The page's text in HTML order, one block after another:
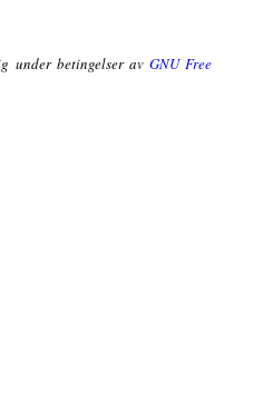
under betingelser av GNU Free